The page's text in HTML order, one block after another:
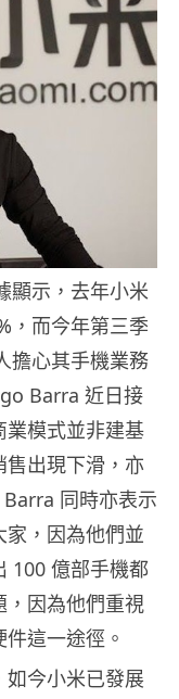
顯示，去年小米
，而今年第三季
擔心其手機業務
Barra 近日接
業模式並非建基
出現下滑，亦
同時亦表示
，因為他們並
100 億部手機都
，因為他們重視
這一途徑。
今小米已發展